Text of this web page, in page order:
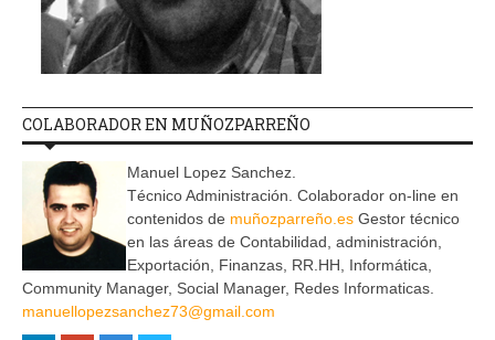
COLABORADOR EN MUÑOZPARREÑO
Manuel Lopez Sanchez.
Técnico Administración. Colaborador on-line en
contenidos de muñozparreño.es Gestor técnico
en las áreas de Contabilidad, administración,
Exportación, Finanzas, RR.HH, Informática,
Community Manager, Social Manager, Redes Informaticas.
manuellopezsanchez73@gmail.com